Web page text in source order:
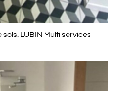
LUBIN Multi services